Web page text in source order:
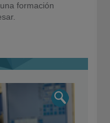
formación